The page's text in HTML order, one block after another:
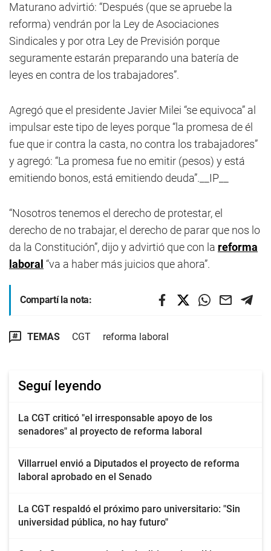
Maturano advirtió: “Después (que se apruebe la
reforma) vendrán por la Ley de Asociaciones
Sindicales y por otra Ley de Previsión porque
seguramente estarán preparando una batería de
leyes en contra de los trabajadores”.
Agregó que el presidente Javier Milei “se equivoca” al
impulsar este tipo de leyes porque “la promesa de él
fue que ir contra la casta, no contra los trabajadores”
y agregó: “La promesa fue no emitir (pesos) y está
emitiendo bonos, está emitiendo deuda”.__IP__
“Nosotros tenemos el derecho de protestar, el
derecho de no trabajar, el derecho de parar que nos lo
da la Constitución”, dijo y advirtió que con la reforma
laboral “va a haber más juicios que ahora”.
Compartí la nota:
TEMAS CGT reforma laboral
Seguí leyendo
La CGT criticó "el irresponsable apoyo de los
senadores" al proyecto de reforma laboral
Villarruel envió a Diputados el proyecto de reforma
laboral aprobado en el Senado
La CGT respaldó el próximo paro universitario: "Sin
universidad pública, no hay futuro"